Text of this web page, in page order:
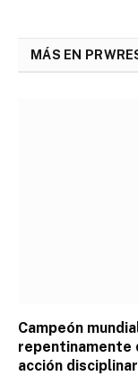
MÁS EN
Campeón
repentinamente
acción